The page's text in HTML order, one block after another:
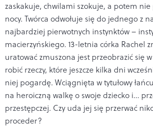
zaskakuje, chwilami szokuje, a potem nie
nocy. Twórca odwołuje się do jednego z
najbardziej pierwotnych instynktów –
macierzyńskiego. 13-letnia córka Rachel
uratować zmuszona jest przeobrazić się
robić rzeczy, które jeszcze kilka dni
niej pogardę. Wciągnięta w tytułowy
na heroiczną walkę o swoje dziecko i…
przestępczej. Czy uda jej się przerwać
proceder?